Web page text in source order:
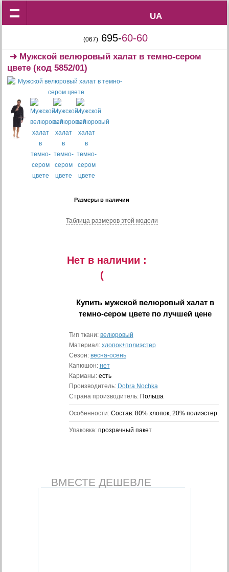
UA
UA
(067) 695-60-60
➜ Мужской велюровый халат в темно-сером
цвете (код 5852/01)
Размеры в наличии
Таблица размеров этой модели
Нет в наличии :
(
Купить мужской велюровый халат в
темно-сером цветепо лучшей цене
Тип ткани: велюровый
Материал: хлопок+полиэстер
Сезон: весна-осень
Капюшон: нет
Карманы: есть
Производитель: Dobra Nochka
Страна производитель: Польша
Особенности: Состав: 80% хлопок, 20% полиэстер.
Упаковка: прозрачный пакет
ВМЕСТЕ ДЕШЕВЛЕ